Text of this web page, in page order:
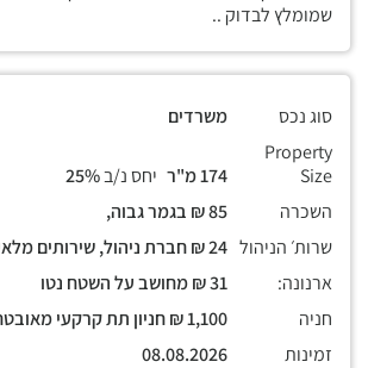
שמומלץ לבדוק ..
סוג נכס
משרדים
Property
Size
יחס נ/ב
השכרה
שרות׳ הניהול
ארנונה:
חניה
זמינות